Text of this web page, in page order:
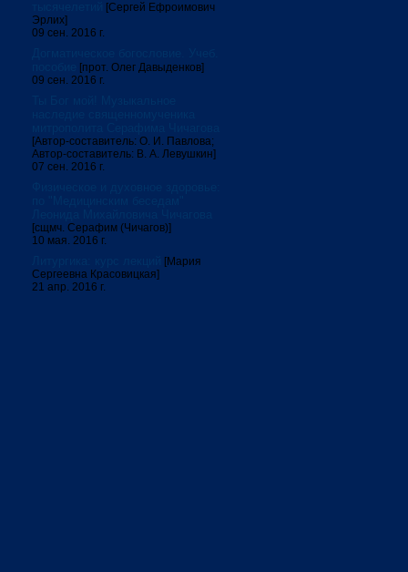
[Сергей Ефроимович
Эрлих]
09 сен. 2016 г.
[прот. Олег Давыденков]
09 сен. 2016 г.
[Автор-составитель: О. И. Павлова;
Автор-составитель: В. А. Левушкин]
07 сен. 2016 г.
[сщмч. Серафим (Чичагов)]
10 мая. 2016 г.
[Мария
Сергеевна Красовицкая]
21 апр. 2016 г.